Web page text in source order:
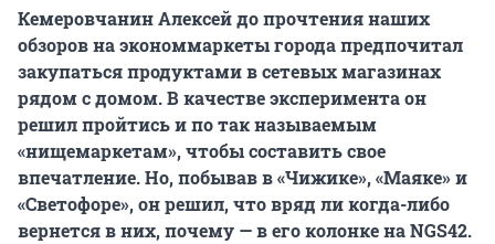
Кемеровчанин Алексей до прочтения наших
обзоров на экономмаркеты города предпочитал
закупаться продуктами в сетевых магазинах
рядом с домом. В качестве эксперимента он
решил пройтись и по так называемым
«нищемаркетам», чтобы составить свое
впечатление. Но, побывав в «Чижике», «Маяке» и
«Светофоре», он решил, что вряд ли когда-либо
вернется в них, почему — в его колонке на NGS42.